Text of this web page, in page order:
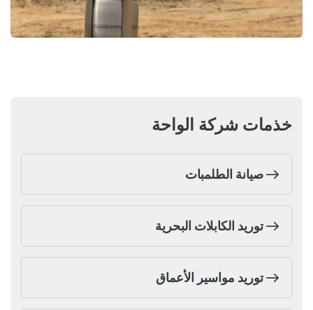
خذمات شركة الواحة
صيانة الطلمبات
توريد الكابلات البحرية
توريد مواسير الأعماق